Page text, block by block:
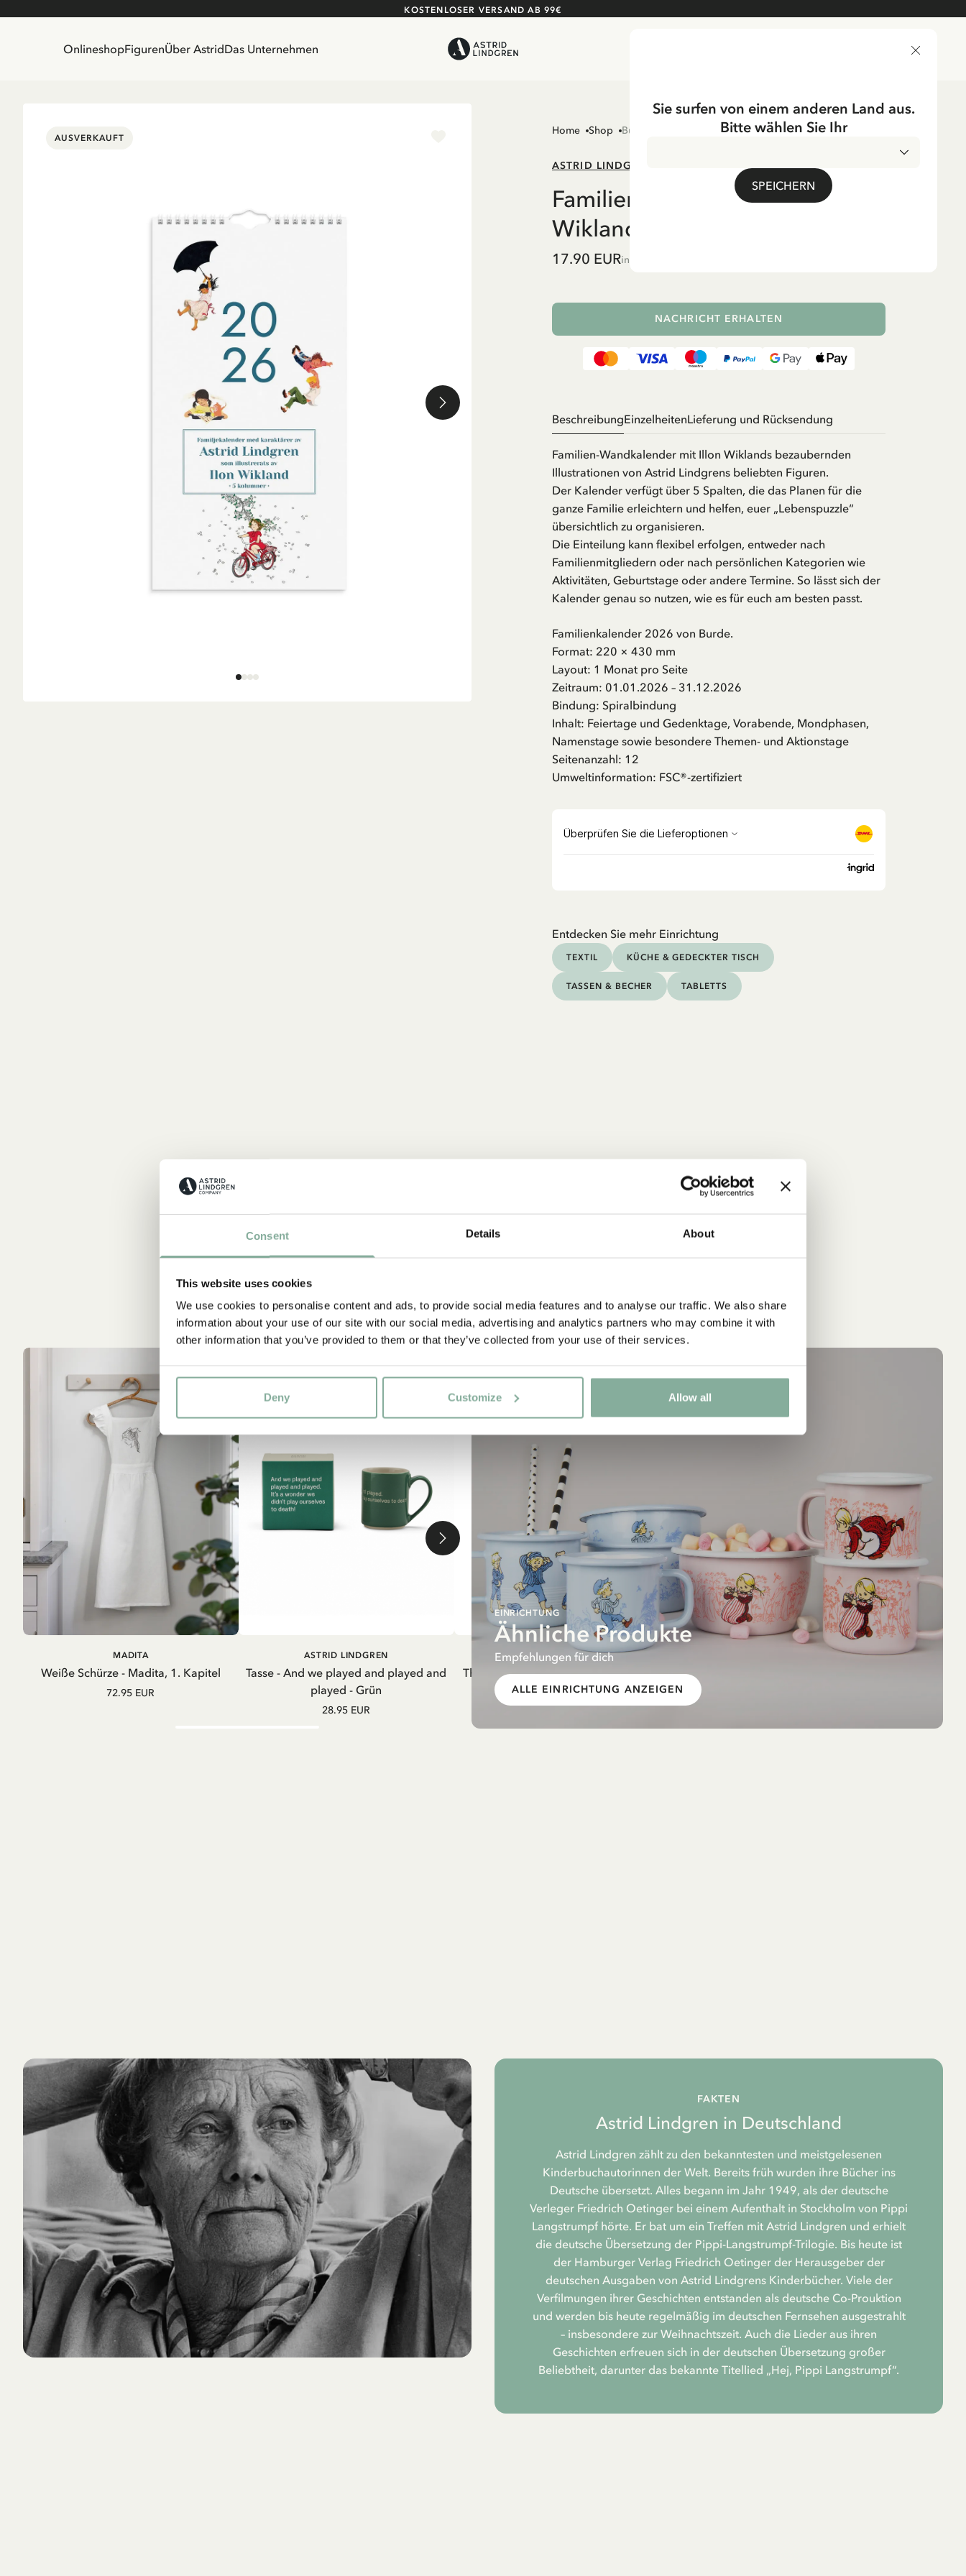
Consent Details About
This website uses cookies
We use cookies to personalise content and ads, to provide social media features and to analyse our traffic. We also share
information about your use of our site with our social media, advertising and analytics partners who may combine it with
other information that you’ve provided to them or that they’ve collected from your use of their services.
Deny Customize Allow all
KOSTENLOSER VERSAND AB 99€
OnlineshopFigurenÜber AstridDas Unternehmen
AUSVERKAUFT
Home Shop Bücher
ASTRID LINDGREN Schwedisch
Familienkalender 2026 - Ilon
Wikland
17.90 EURinkl. MwSt.
NACHRICHT ERHALTEN
BeschreibungEinzelheitenLieferung und Rücksendung
Familien-Wandkalender mit Illon Wiklands bezaubernden
Illustrationen von Astrid Lindgrens beliebten Figuren.
Der Kalender verfügt über 5 Spalten, die das Planen für die
ganze Familie erleichtern und helfen, euer „Lebenspuzzle“
übersichtlich zu organisieren.
Die Einteilung kann flexibel erfolgen, entweder nach
Familienmitgliedern oder nach persönlichen Kategorien wie
Aktivitäten, Geburtstage oder andere Termine. So lässt sich der
Kalender genau so nutzen, wie es für euch am besten passt.
Familienkalender 2026 von Burde.
Format: 220 × 430 mm
Layout: 1 Monat pro Seite
Zeitraum: 01.01.2026 – 31.12.2026
Bindung: Spiralbindung
Inhalt: Feiertage und Gedenktage, Vorabende, Mondphasen,
Namenstage sowie besondere Themen- und Aktionstage
Seitenanzahl: 12
Umweltinformation: FSC®-zertifiziert
Entdecken Sie mehr Einrichtung
TEXTIL KÜCHE & GEDECKTER TISCH
TASSEN & BECHER TABLETTS
EINRICHTUNG
Ähnliche Produkte
Empfehlungen für dich
ALLE EINRICHTUNG ANZEIGEN
IN DEN WARENKORB
Weiße Schürze - Madita, 1. Kapitel
MADITA
72.95 EUR
IN DEN WARENKORB
Tasse - And we played and played and
played - Grün
ASTRID LINDGREN
28.95 EUR
-15%
IN DEN WARENKORB
Thermosflasche Pippi Langstrumpf im
Nachthemd Lila – 550 ml
PIPPI LANGSTRUMPF
IN DEN WARENKORB
MICHEL AUS LÖNNEBERGA
FAKTEN
Astrid Lindgren in Deutschland
Astrid Lindgren zählt zu den bekanntesten und meistgelesenen
Kinderbuchautorinnen der Welt. Bereits früh wurden ihre Bücher ins
Deutsche übersetzt. Alles begann im Jahr 1949, als der deutsche
Verleger Friedrich Oetinger bei einem Aufenthalt in Stockholm von Pippi
Langstrumpf hörte. Er bat um ein Treffen mit Astrid Lindgren und erhielt
die deutsche Übersetzung der Pippi-Langstrumpf-Trilogie. Bis heute ist
der Hamburger Verlag Friedrich Oetinger der Herausgeber der
deutschen Ausgaben von Astrid Lindgrens Kinderbücher. Viele der
Verfilmungen ihrer Geschichten entstanden als deutsche Co-Prouktion
und werden bis heute regelmäßig im deutschen Fernsehen ausgestrahlt
– insbesondere zur Weihnachtszeit. Auch die Lieder aus ihren
Geschichten erfreuen sich in der deutschen Übersetzung großer
Beliebtheit, darunter das bekannte Titellied „Hej, Pippi Langstrumpf“.
Sie surfen von einem anderen Land aus.
Bitte wählen Sie Ihr
SPEICHERN